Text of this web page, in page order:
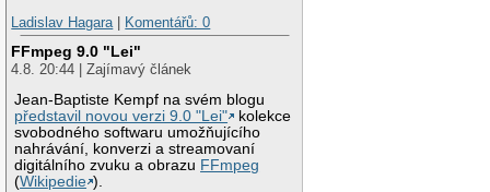
Ladislav Hagara| Komentářů: 0
FFmpeg 9.0 "Lei"
4.8. 20:44 | Zajímavý článek
Jean-Baptiste Kempf na svém blogu
představil novou verzi 9.0 "Lei"
kolekce
svobodného softwaru umožňujícího
nahrávání, konverzi a streamovaní
digitálního zvuku a obrazu FFmpeg
(Wikipedie ).